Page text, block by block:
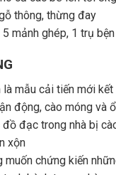
thông, thừng đay
mảnh ghép, 1 trụ
là mẫu cải tiến mới
động, cào móng và
đồ đạc trong nhà bị
xộn
muốn chứng kiến